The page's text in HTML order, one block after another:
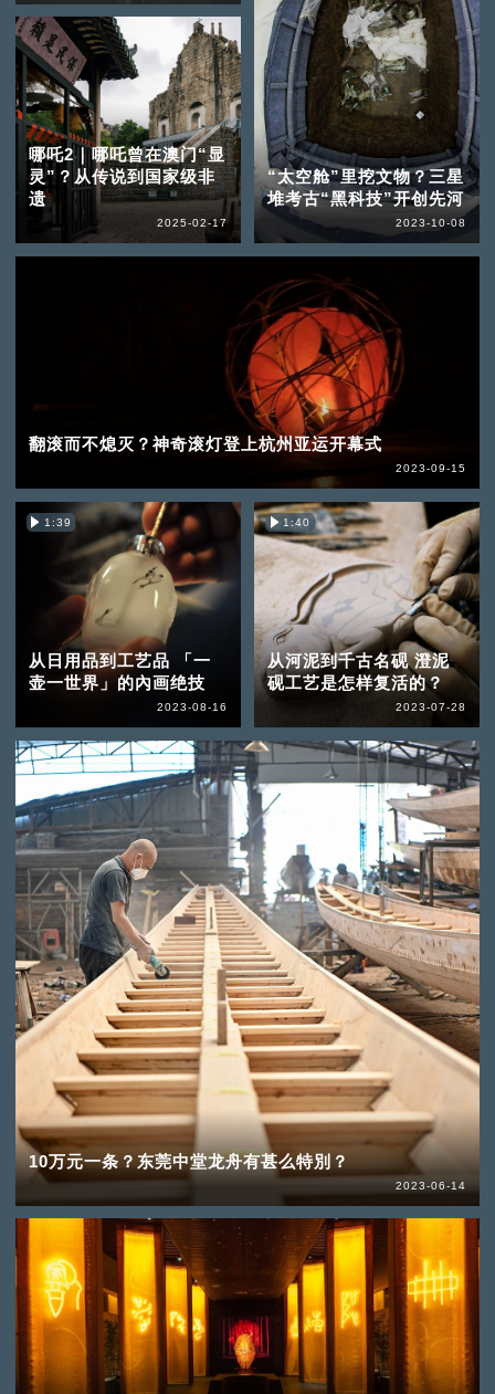
哪吒2｜哪吒曾在澳门“显
灵”？从传说到国家级非
遗
2025-02-17
“太空舱”里挖文物？三星
堆考古“黑科技”开创先河
2023-10-08
翻滚而不熄灭？神奇滚灯登上杭州亚运开幕式
2023-09-15
1:39
从日用品到工艺品 「一
壶一世界」的內画绝技
2023-08-16
1:40
从河泥到千古名砚 澄泥
砚工艺是怎样复活的？
2023-07-28
10万元一条？东莞中堂龙舟有甚么特別？
2023-06-14